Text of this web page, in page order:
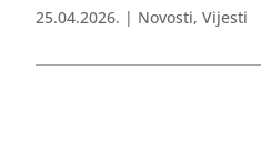
25.04.2026. | Novosti, Vijesti